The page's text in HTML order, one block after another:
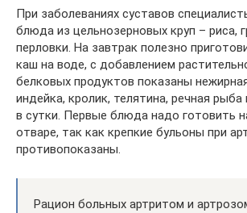
При заболеваниях суставов
блюда из цельнозерновых круп – риса,
перловки. На завтрак полезно
каш на воде, с добавлением
белковых продуктов показаны
индейка, кролик, телятина, речная рыба
в сутки. Первые блюда надо готовить
отваре, так как крепкие бульоны при
противопоказаны.
Рацион больных артритом и